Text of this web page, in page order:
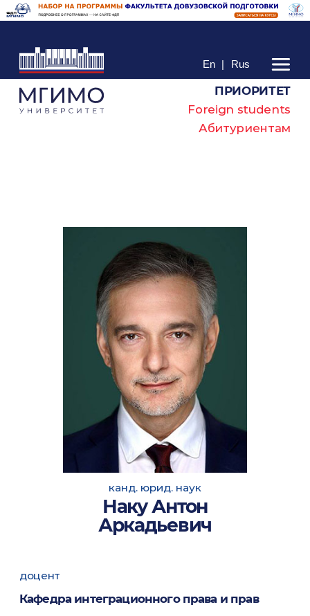
En | Rus
ПРИОРИТЕТ
Foreign students
Абитуриентам
канд. юрид. наук
Наку Антон
Аркадьевич
доцент
Кафедра интеграционного права и прав